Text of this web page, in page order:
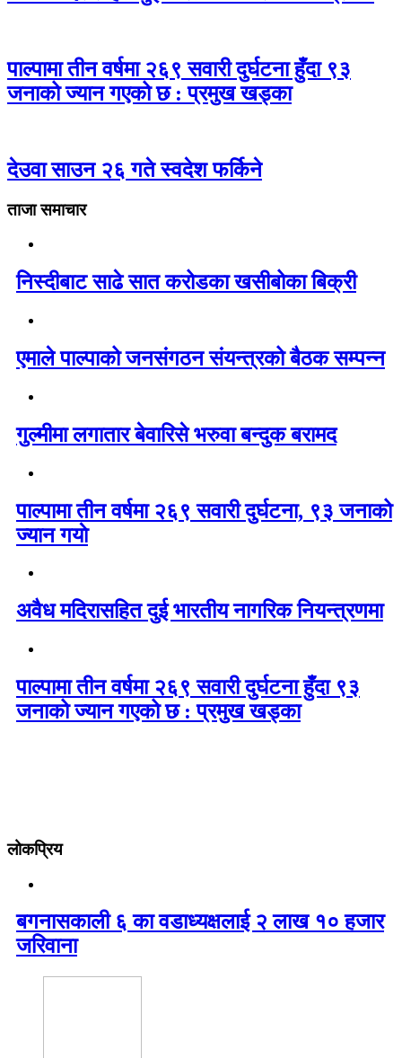
पाल्पामा तीन वर्षमा २६९ सवारी दुर्घटना हुँदा ९३
जनाको ज्यान गएको छ : प्रमुख खड्का
देउवा साउन २६ गते स्वदेश फर्किने
ताजा समाचार
निस्दीबाट साढे सात करोडका खसीबोका बिक्री
एमाले पाल्पाको जनसंगठन संयन्त्रको बैठक सम्पन्न
गुल्मीमा लगातार बेवारिसे भरुवा बन्दुक बरामद
पाल्पामा तीन वर्षमा २६९ सवारी दुर्घटना, ९३ जनाको
ज्यान गयाे
अवैध मदिरासहित दुई भारतीय नागरिक नियन्त्रणमा
पाल्पामा तीन वर्षमा २६९ सवारी दुर्घटना हुँदा ९३
जनाको ज्यान गएको छ : प्रमुख खड्का
लोकप्रिय
बगनासकाली ६ का वडाध्यक्षलाई २ लाख १० हजार
जरिवाना